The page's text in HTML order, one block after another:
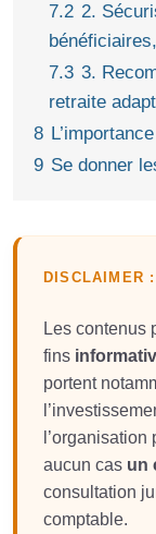
7.2 2.
7.3 3.
retraite
8
9 Se donner
DISCLAIMER :
Les contenus
fins
portent
aucun cas un
consultation
comptable.